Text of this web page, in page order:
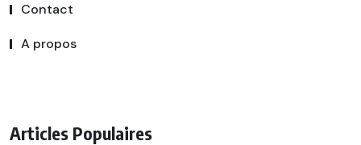
Contact
A propos
Articles Populaires